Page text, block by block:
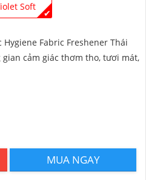
Soft
✔
Fabric Freshener Thái
cảm giác thơm tho, tươi mát,
MUA NGAY